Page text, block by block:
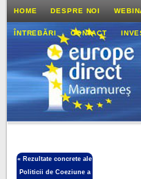
HOME DESPRE NOI
ÎNTREBĂRI CONTACT
« Rezultate concrete ale
Politicii de Coeziune a